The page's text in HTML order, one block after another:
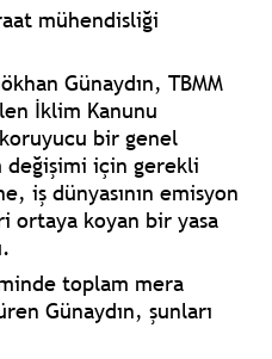
mühendisliği
Günaydın, TBMM
İklim Kanunu
bir genel
için gerekli
iş dünyasının emisyon
koyan bir yasa
toplam mera
Günaydın, şunları